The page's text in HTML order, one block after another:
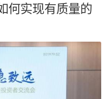
何实现有质量的